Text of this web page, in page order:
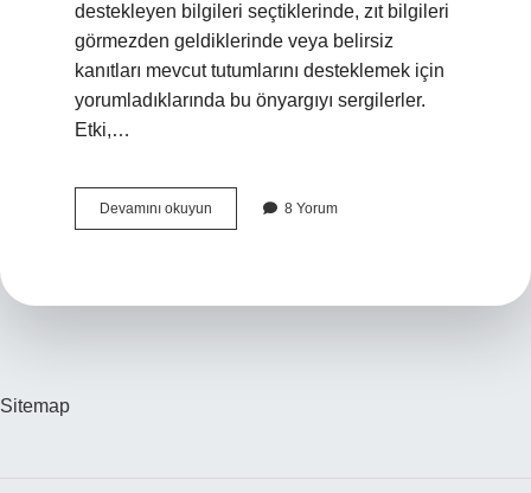
destekleyen bilgileri seçtiklerinde, zıt bilgileri
görmezden geldiklerinde veya belirsiz
kanıtları mevcut tutumlarını desteklemek için
yorumladıklarında bu önyargıyı sergilerler.
Etki,…
Devamını okuyun Hatırlama
Yanlılığı
8 Yorum
Sitemap